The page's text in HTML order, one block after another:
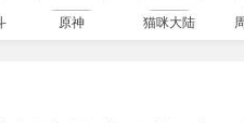
接国服 原神 猫咪大陆